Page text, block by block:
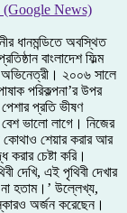
(Google News)
ধানমন্ডিতে অবস্থিত
বাংলাদেশ ফিল্ম
২০০৬ সালে
পরিকল্পনা’র উপর
প্রতি ভীষণ
বেশ ভালো লাগে। নিজের
কোথাও শেয়ার করার আর
চেষ্টা করি।
দেখি, এই পৃথিবী দেখার
হতাম।’ উল্লেখ্য,
অর্জন করেছেন।